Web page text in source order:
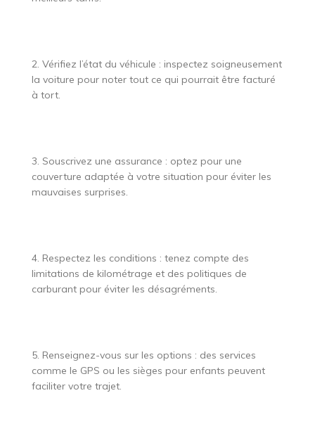
2. Vérifiez l’état du véhicule : inspectez soigneusement
la voiture pour noter tout ce qui pourrait être facturé
à tort.
3. Souscrivez une assurance : optez pour une
couverture adaptée à votre situation pour éviter les
mauvaises surprises.
4. Respectez les conditions : tenez compte des
limitations de kilométrage et des politiques de
carburant pour éviter les désagréments.
5. Renseignez-vous sur les options : des services
comme le GPS ou les sièges pour enfants peuvent
faciliter votre trajet.